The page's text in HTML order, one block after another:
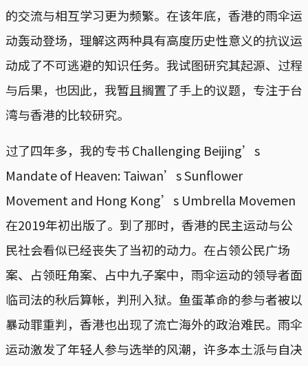
的交流与相互学习更为频繁。在该年底，香港的雨伞运
动轰动登场，理解这两种具有高度历史性意义的抗议运
动成了不可逃避的知识任务。我试图研究其起源、过程
与后果，也因此，我暂且搁置了手上的议题，专注于台
湾与香港的比较研究。
过了四年多，我的专书 Challenging Beijing’s
Mandate of Heaven: Taiwan’s Sunflower
Movement and Hong Kong’s Umbrella Movemen
在2019年初出版了。到了那时，香港的民主运动与公
民社会看似已经丧失了当初的动力。在占领公民广场
案、占领旺角案、占中九子案中，雨伞运动的领导者面
临司法的秋后算帐，判刑入狱。鱼蛋革命的参与者被以
暴动罪重判，香港也出现了流亡海外的政治难民。雨伞
运动激发了年轻人参与选举的风潮，许多本土派与自决